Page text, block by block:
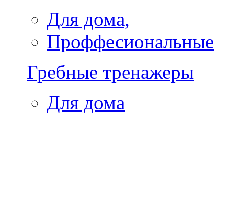
Для дома,
Проффесиональные
Гребные тренажеры
Для дома